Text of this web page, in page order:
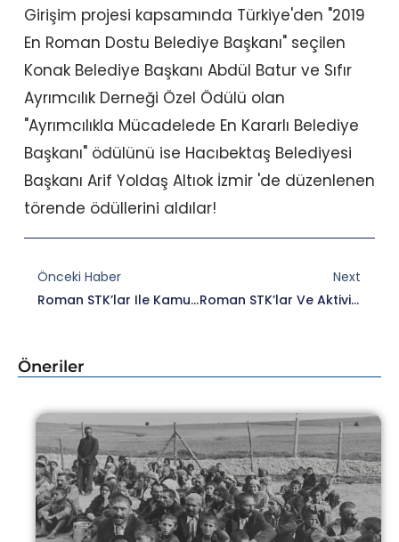
Girişim projesi kapsamında Türkiye'den "2019
En Roman Dostu Belediye Başkanı" seçilen
Konak Belediye Başkanı Abdül Batur ve Sıfır
Ayrımcılık Derneği Özel Ödülü olan
"Ayrımcılıkla Mücadelede En Kararlı Belediye
Başkanı" ödülünü ise Hacıbektaş Belediyesi
Başkanı Arif Yoldaş Altıok İzmir 'de düzenlenen
törende ödüllerini aldılar!
Önceki Haber
Roman STK’lar Ile Kamu Kurum Temsilcileri İzmir’de Bir Araya Geldi.
Next
Roman STK’lar Ve Aktivistler 2019 Yılında Yapılan Çalışmaları Değerlendirdi.
Öneriler